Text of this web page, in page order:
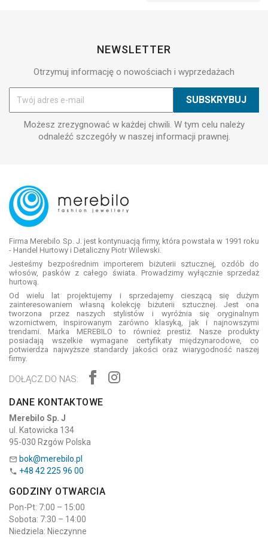
NEWSLETTER
Otrzymuj informację o nowościach i wyprzedażach
Możesz zrezygnować w każdej chwili. W tym celu należy
odnaleźć szczegóły w naszej informacji prawnej.
Firma Merebilo Sp. J. jest kontynuacją firmy, która powstała w 1991 roku
- Handel Hurtowy i Detaliczny Piotr Wilewski.
Jesteśmy bezpośrednim importerem biżuterii sztucznej, ozdób do
włosów, pasków z całego świata. Prowadzimy wyłącznie sprzedaż
hurtową.
Od wielu lat projektujemy i sprzedajemy cieszącą się dużym
zainteresowaniem własną kolekcję biżuterii sztucznej. Jest ona
tworzona przez naszych stylistów i wyróżnia się oryginalnym
wzornictwem, inspirowanym zarówno klasyką, jak i najnowszymi
trendami. Marka MEREBILO to również prestiż. Nasze produkty
posiadają wszelkie wymagane certyfikaty międzynarodowe, co
potwierdza najwyższe standardy jakości oraz wiarygodność naszej
firmy.
DOŁĄCZ DO NAS:
DANE KONTAKTOWE
Merebilo Sp. J
ul. Katowicka 134
95-030 Rzgów Polska
 bok@merebilo.pl
 +48 42 225 96 00
GODZINY OTWARCIA
Pon-Pt: 7:00 – 15:00
Sobota: 7:30 – 14:00
Niedziela: Nieczynne